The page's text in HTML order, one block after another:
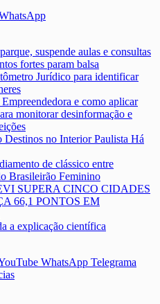
suspende aulas e consultas
fortes param balsa
Jurídico para identificar
e como aplicar
monitorar desinformação e
no Interior Paulista Há
de clássico entre
Brasileirão Feminino
SUPERA CINCO CIDADES
66,1 PONTOS EM
a explicação científica
WhatsApp Telegrama